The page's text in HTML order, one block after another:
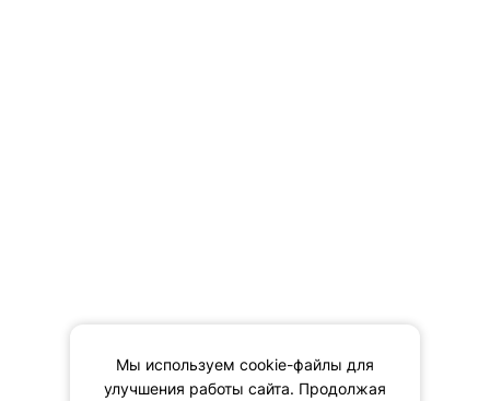
Мы используем cookie-файлы для
улучшения работы сайта. Продолжая